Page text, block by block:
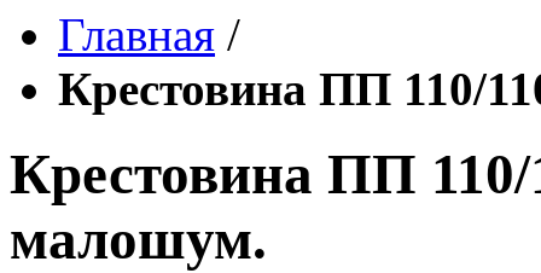
Главная /
Крестовина ПП 110/
Крестовина ПП 110/
малошум.